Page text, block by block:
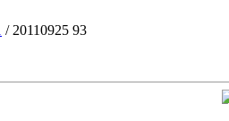
/ 20110925 93